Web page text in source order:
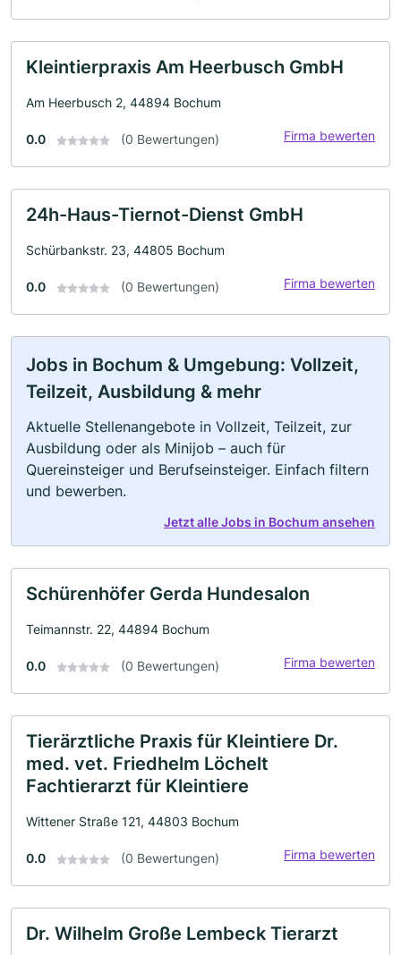
Kleintierpraxis Am Heerbusch GmbH
Am Heerbusch 2, 44894 Bochum
0.0 (0 Bewertungen) Firma bewerten
24h-Haus-Tiernot-Dienst GmbH
Schürbankstr. 23, 44805 Bochum
0.0 (0 Bewertungen) Firma bewerten
Jobs in Bochum & Umgebung: Vollzeit,
Teilzeit, Ausbildung & mehr
Aktuelle Stellenangebote in Vollzeit, Teilzeit, zur
Ausbildung oder als Minijob – auch für
Quereinsteiger und Berufseinsteiger. Einfach filtern
und bewerben.
Jetzt alle Jobs in Bochum ansehen
Schürenhöfer Gerda Hundesalon
Teimannstr. 22, 44894 Bochum
0.0 (0 Bewertungen) Firma bewerten
Tierärztliche Praxis für Kleintiere Dr.
med. vet. Friedhelm Löchelt
Fachtierarzt für Kleintiere
Wittener Straße 121, 44803 Bochum
0.0 (0 Bewertungen) Firma bewerten
Dr. Wilhelm Große Lembeck Tierarzt